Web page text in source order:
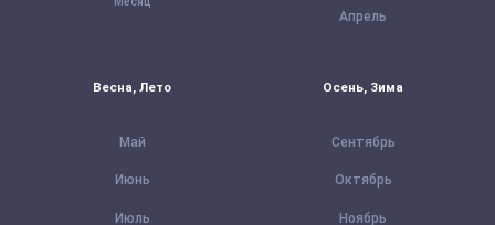
Апрель
Весна, Лето
Май
Июнь
Июль
Осень, Зима
Сентябрь
Октябрь
Ноябрь